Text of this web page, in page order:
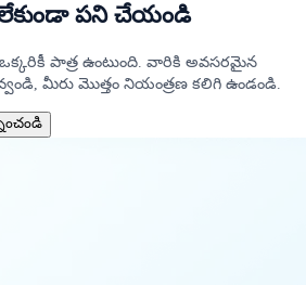
పని చేయండి
పాత్ర ఉంటుంది. వారికి అవసరమైన
మీరు మొత్తం నియంత్రణ కలిగి ఉండండి.